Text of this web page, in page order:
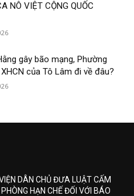
NÔ VIỆT CỘNG QUỐC
gây bão mạng, Phường
của Tô Lâm đi về đâu?
DÂN CHỦ ĐƯA LUẬT CẤM
HẠN CHẾ ĐỐI VỚI BÁO